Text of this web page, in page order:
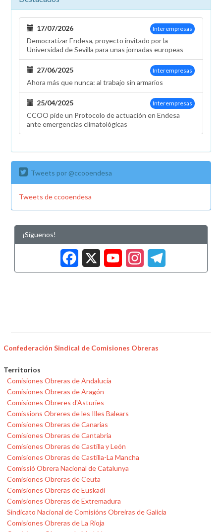
Interempresas
17/07/2026
Democratizar Endesa, proyecto invitado por la
Universidad de Sevilla para unas jornadas europeas
Interempresas
27/06/2025
Ahora más que nunca: al trabajo sin armarios
Interempresas
25/04/2025
CCOO pide un Protocolo de actuación en Endesa
ante emergencias climatológicas
Tweets por @ccooendesa
Tweets de ccooendesa
¡Síguenos!
Facebook
X
Confederación Sindical de Comisiones Obreras
Territorios
Comisiones Obreras de Andalucía
Comisiones Obreras de Aragón
Comisiones Obreres d'Asturies
Comissions Obreres de les Illes Balears
Comisiones Obreras de Canarias
Comisiones Obreras de Cantabria
Comisiones Obreras de Castilla y León
Comisiones Obreras de Castilla-La Mancha
Comissió Obrera Nacional de Catalunya
Comisiones Obreras de Ceuta
Comisiones Obreras de Euskadi
Comisiones Obreras de Extremadura
Sindicato Nacional de Comisións Obreiras de Galicia
Comisiones Obreras de La Rioja